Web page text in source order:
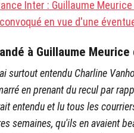
Inter : Guillaume
en vue d'une
à Guillaume
surtout entendu Charline
en prenant du recul par
entendu et lu tous les
semaines, qu'ils en avaient